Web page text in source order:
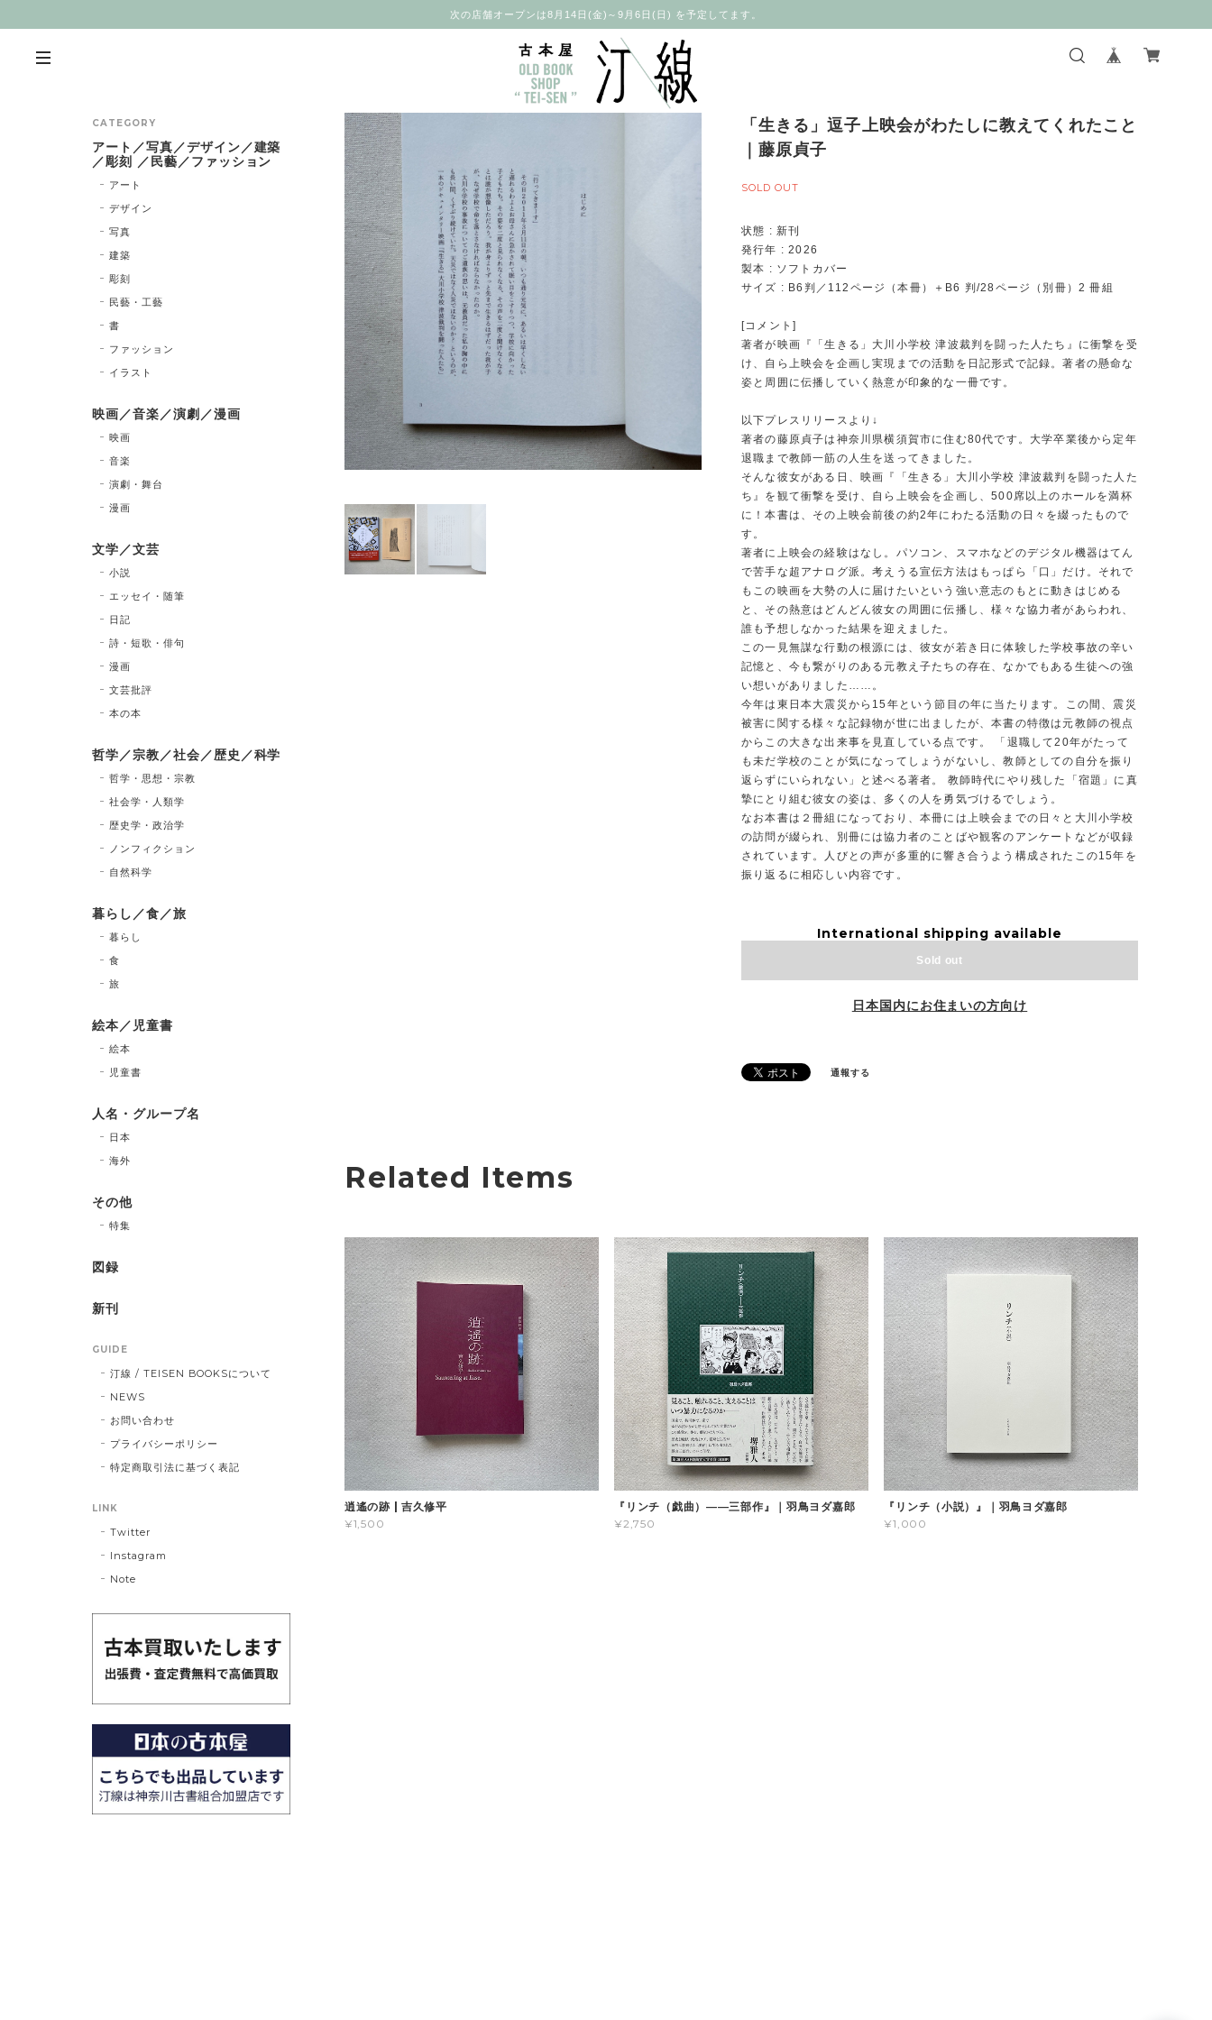
次の店舗オープンは8月14日(金)～9月6日(日) を予定してます。
「生きる」逗子上映会がわたしに教えてくれたこと
｜藤原貞子
SOLD OUT
状態 : 新刊
発行年 : 2026
製本 : ソフトカバー
サイズ : B6判／112ページ（本冊）＋B6 判/28ページ（別冊）2 冊組
[コメント]
著者が映画『「生きる」大川小学校 津波裁判を闘った人たち』に衝撃を受
け、自ら上映会を企画し実現までの活動を日記形式で記録。著者の懸命な
姿と周囲に伝播していく熱意が印象的な一冊です。
以下プレスリリースより↓
著者の藤原貞子は神奈川県横須賀市に住む80代です。大学卒業後から定年
退職まで教師一筋の人生を送ってきました。
そんな彼女がある日、映画『「生きる」大川小学校 津波裁判を闘った人た
ち』を観て衝撃を受け、自ら上映会を企画し、500席以上のホールを満杯
に！本書は、その上映会前後の約2年にわたる活動の日々を綴ったもので
す。
著者に上映会の経験はなし。パソコン、スマホなどのデジタル機器はてん
で苦手な超アナログ派。考えうる宣伝方法はもっぱら「口」だけ。それで
もこの映画を大勢の人に届けたいという強い意志のもとに動きはじめる
と、その熱意はどんどん彼女の周囲に伝播し、様々な協力者があらわれ、
誰も予想しなかった結果を迎えました。
この一見無謀な行動の根源には、彼女が若き日に体験した学校事故の辛い
記憶と、今も繋がりのある元教え子たちの存在、なかでもある生徒への強
い想いがありました……。
今年は東日本大震災から15年という節目の年に当たります。この間、震災
被害に関する様々な記録物が世に出ましたが、本書の特徴は元教師の視点
からこの大きな出来事を見直している点です。 「退職して20年がたって
も未だ学校のことが気になってしょうがないし、教師としての自分を振り
返らずにいられない」と述べる著者。 教師時代にやり残した「宿題」に真
摯にとり組む彼女の姿は、多くの人を勇気づけるでしょう。
なお本書は２冊組になっており、本冊には上映会までの日々と大川小学校
の訪問が綴られ、別冊には協力者のことばや観客のアンケートなどが収録
されています。人びとの声が多重的に響き合うよう構成されたこの15年を
振り返るに相応しい内容です。
International shipping available
Sold out
日本国内にお住まいの方向け
通報する
Related Items
逍遙の跡 | 吉久修平
¥1,500
『リンチ（戯曲）――三部作』｜羽鳥ヨダ嘉郎
¥2,750
『リンチ（小説）』｜羽鳥ヨダ嘉郎
¥1,000
CATEGORY
アート／写真／デザイン／建築
／彫刻 ／民藝／ファッション
アート
デザイン
写真
建築
彫刻
民藝・工藝
書
ファッション
イラスト
映画／音楽／演劇／漫画
映画
音楽
演劇・舞台
漫画
文学／文芸
小説
エッセイ・随筆
日記
詩・短歌・俳句
漫画
文芸批評
本の本
哲学／宗教／社会／歴史／科学
哲学・思想・宗教
社会学・人類学
歴史学・政治学
ノンフィクション
自然科学
暮らし／食／旅
暮らし
食
旅
絵本／児童書
絵本
児童書
人名・グループ名
日本
海外
その他
特集
図録
新刊
GUIDE
汀線 / TEISEN BOOKSについて
NEWS
お問い合わせ
プライバシーポリシー
特定商取引法に基づく表記
LINK
Twitter
Instagram
Note